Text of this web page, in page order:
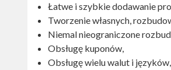
Łatwe i szybkie dodawanie
Tworzenie własnych,
Niemal nieograniczone
Obsługę kuponów,
Obsługę wielu walut i języków,